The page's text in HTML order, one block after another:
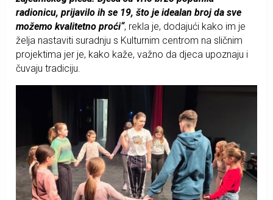
radionicu, prijavilo ih se 19, što je idealan broj da sve
možemo kvalitetno proći“, rekla je, dodajući kako im je
želja nastaviti suradnju s Kulturnim centrom na sličnim
projektima jer je, kako kaže, važno da djeca upoznaju i
čuvaju tradiciju.